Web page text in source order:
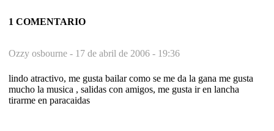
1 COMENTARIO
Ozzy osbourne - 17 de abril de 2006 - 19:36
lindo atractivo, me gusta bailar como se me da la gana me gusta
mucho la musica , salidas con amigos, me gusta ir en lancha
tirarme en paracaidas